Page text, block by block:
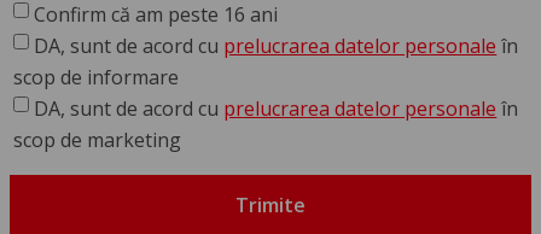
Confirm că am peste 16 ani
DA, sunt de acord cu prelucrarea datelor personale în
scop de informare
DA, sunt de acord cu prelucrarea datelor personale în
scop de marketing
Trimite